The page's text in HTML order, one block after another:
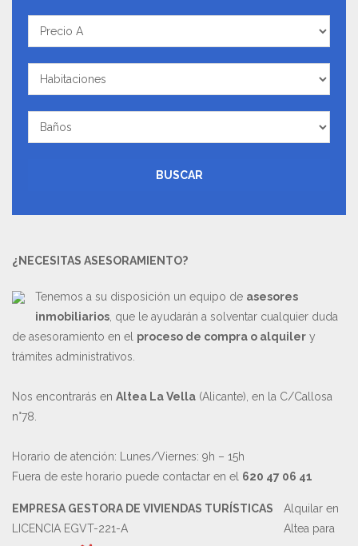
Precio
A
Habitaciones
Baños
BUSCAR
¿NECESITAS ASESORAMIENTO?
Tenemos a su disposición un equipo de asesores
inmobiliarios, que le ayudarán a solventar cualquier duda
de asesoramiento en el proceso de compra o alquiler y
trámites administrativos.
Nos encontrarás en Altea La Vella (Alicante), en la C/Callosa
n°78.
Horario de atención: Lunes/Viernes: 9h – 15h
Fuera de este horario puede contactar en el 620 47 06 41
EMPRESA GESTORA DE VIVIENDAS TURÍSTICAS
LICENCIA EGVT-221-A
Alquilar en
Altea para